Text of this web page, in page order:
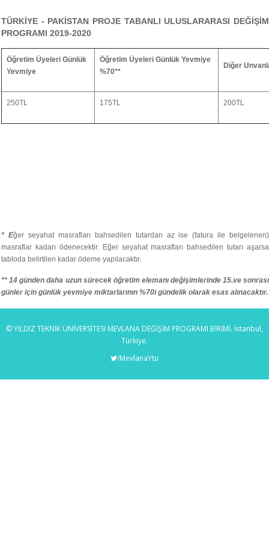
TÜRKİYE - PAKİSTAN PROJE TABANLI ULUSLARARASI DEĞİŞİM
PROGRAMI 2019-2020
Öğretim Üyeleri Günlük
Yevmiye
Öğretim Üyeleri Günlük Yevmiye
%70**
Diğer
250TL 175TL 200TL
* Eğer seyahat masrafları bahsedilen tutardan az ise (fatura ile belgelenen)
masraflar kadarı ödenecektir. Eğer seyahat masrafları bahsedilen tutarı aşarsa
tabloda belirtilen kadar ödeme yapılacaktır.
** 14 günden daha uzun sürecek öğretim elemanı değişimlerinde 15.ve sonrası
günler için günlük yevmiye miktarlarının %70i gündelik olarak esas alınacaktır.
© YILDIZ TEKNİK ÜNİVERSİTESİ MEVLANA DEĞİŞİM PROGRAMI BİRİMİ. İstanbul,
Türkiye.
/MevlanaYtu